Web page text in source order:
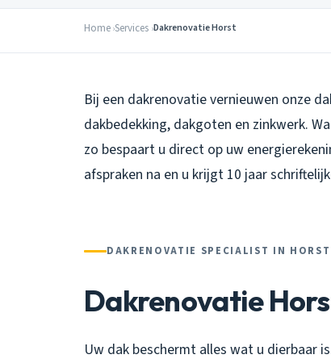
Home Services Dakrenovatie Horst
Bij een dakrenovatie vernieuwen onze
dakbedekking, dakgoten en zinkwerk.
zo bespaart u direct op uw
afspraken na en u krijgt 10 jaar
DAKRENOVATIE SPECIALIST IN HORST
Dakrenovatie
Uw dak beschermt alles wat u dierbaar